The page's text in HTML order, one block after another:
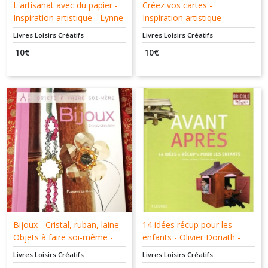
L'artisanat avec du papier -
Inspiration artistique - Lynne
Gardner - Broquet -
9782890008090
Livres Loisirs Créatifs
10€
Créez vos cartes -
Inspiration artistique -
Stéphanie Weightman -
Broquet - 9782890007789
Livres Loisirs Créatifs
10€
Bijoux - Cristal, ruban, laine -
Objets à faire soi-même -
Florence Le Maux - Minerva
- 9782830709315
Livres Loisirs Créatifs
14 idées récup pour les
enfants - Olivier Doriath -
Christian Maury - Fleurus
Collection Avant Après -
Livres Loisirs Créatifs